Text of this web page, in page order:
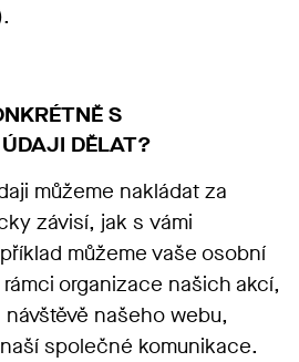
S
DĚLAT?
můžeme nakládat za
závisí, jak s vámi
můžeme vaše osobní
organizace našich akcí,
našeho webu,
společné komunikace.